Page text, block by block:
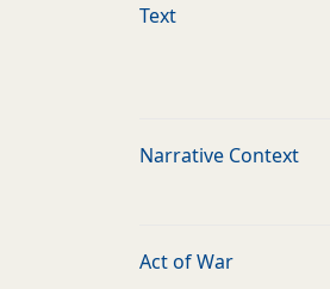
Text
Narrative Context
Act of War